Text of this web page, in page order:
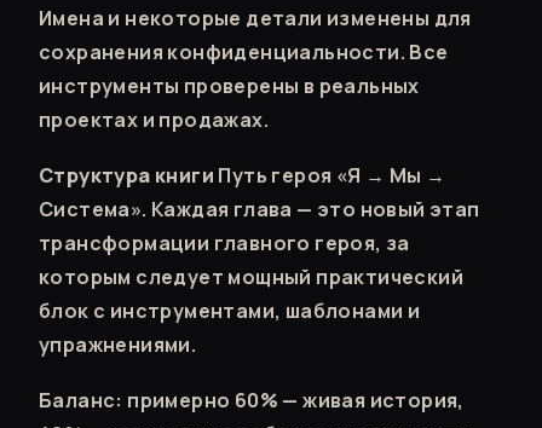
Имена и некоторые детали изменены для
сохранения конфиденциальности. Все
инструменты проверены в реальных
проектах и продажах.
Структура книги Путь героя «Я → Мы →
Система». Каждая глава — это новый этап
трансформации главного героя, за
которым следует мощный практический
блок с инструментами, шаблонами и
упражнениями.
Баланс: примерно 60% — живая история,